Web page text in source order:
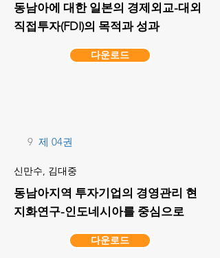
동남아에 대한 일본의 경제외교-대외
직접투자(FDI)의 목적과 성과
다운로드
9 제 04권
신만수, 김대중
동남아지역 투자기업의 경영관리 현
지화연구-인도네시아를 중심으로
다운로드